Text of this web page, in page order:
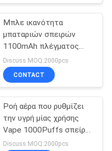
Μπλε ικανότητα
μπαταριών σπειρών
1100mAh πλέγματος
ραβδιών 1.2Ω Raz μίας
χρήσης Vape
Discuss MOQ:2000pcs
CONTACT
Ροή αέρα που ρυθμίζει
την υγρή μίας χρήσης
Vape 1000Puffs σπείρα
πλέγματος 1.2Ω 7.5ml Ε
Discuss MOQ:2000pcs